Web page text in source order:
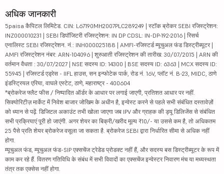
अधिक जानकारी
5paisa कैपिटल लिमिटेड. CIN: L67190MH2007PLC289249 | स्टॉक ब्रोकर SEBI रजिस्ट्रेशन:
INZ000010231 | SEBI डिपॉजिटरी रजिस्ट्रेशन: IN DP CDSL: IN-DP-192-2016 | रिसर्च
एनालिस्ट SEBI रजिस्ट्रेशन. नं.: INH000025188 | AMFI-रजिस्टर्ड म्यूचुअल फंड डिस्ट्रीब्यूटर |
AMFI रजिस्ट्रेशन नंबर: ARN-104096 | शुरुआती रजिस्ट्रेशन की तारीख: 30/07/2015 | ARN की
वर्तमान वैधता : 30/07/2027 | NSE सदस्य ID: 14300 | BSE सदस्य ID: 6363 | MCX सदस्य ID:
55945 | रजिस्टर्ड एड्रेस - IIFL हाउस, सन इन्फोटेक पार्क, रोड नं. 16V, प्लॉट नं. B-23, MIDC, ठाणे
इंडस्ट्रियल एरिया, वाघले एस्टेट, ठाणे, महाराष्ट्र - 400604
*ब्रोकरेज फ्लैट फीस / निष्पादित ऑर्डर के आधार पर लगाई जाएगी, प्रतिशत आधार पर नहीं.
सिक्योरिटीज़ मार्केट में निवेश बाजार जोखिम के अधीन है, इन्वेस्ट करने से पहले सभी संबंधित दस्तावेज़ों
को ध्यान से पढ़ें. डिजिटल अकाउंट तभी खोला जाएगा जब IPV और ग्राहक की ड्यू डिलिजेंस से संबंधित
सभी प्रक्रियाएं पूरी हो जाएंगी. अगर शेयर का बिक्री/खरीद मूल्य ₹10/- या उससे कम है, तो अधिकतम
25 पैसे प्रति शेयर ब्रोकरेज वसूला जा सकता है. ब्रोकरेज SEBI द्वारा निर्धारित सीमा से अधिक नहीं
होगा.
म्यूचुअल फंड, म्यूचुअल फंड-SIP एक्सचेंज ट्रेडेड प्रोडक्ट नहीं हैं, और सदस्य बस डिस्ट्रीब्यूटर के रूप में
काम कर रहे हैं. वितरण गतिविधि के संबंध में सभी विवादों का एक्सचेंज इन्वेस्टर निवारण मंच या मध्यस्थता
तंत्र तक एक्सेस नहीं होगा.